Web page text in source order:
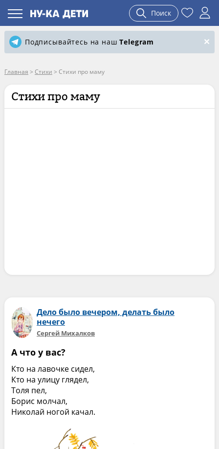
Поиск
Подписывайтесь на нашTelegram
Главная > Стихи > Стихи про маму
Стихи про маму
Дело было вечером, делать было
нечего
Сергей Михалков
А что у вас?
Кто на лавочке сидел,
Кто на улицу глядел,
Толя пел,
Борис молчал,
Николай ногой качал.